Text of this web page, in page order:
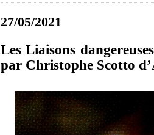
27/05/2021
Les Liaisons
par Christophe Scotto